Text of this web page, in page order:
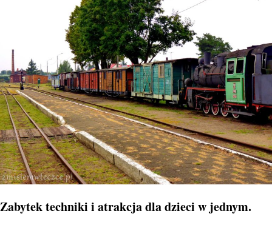
Zabytek techniki i atrakcja dla dzieci w jednym.